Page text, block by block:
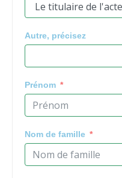
Autre, précisez
Prénom
Nom de famille